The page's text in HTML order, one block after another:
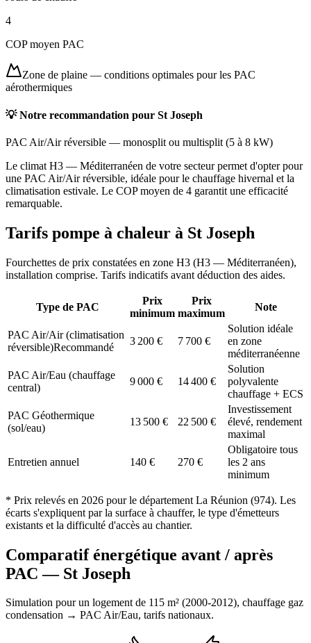
4
COP moyen PAC
Zone de plaine — conditions optimales pour les PAC
aérothermiques
💡 Notre recommandation pour St Joseph
PAC Air/Air réversible — monosplit ou multisplit (5 à 8 kW)
Le climat H3 — Méditerranéen de votre secteur permet d'opter pour
une PAC Air/Air réversible, idéale pour le chauffage hivernal et la
climatisation estivale. Le COP moyen de 4 garantit une efficacité
remarquable.
Tarifs pompe à chaleur à St Joseph
Fourchettes de prix constatées en zone H3 (H3 — Méditerranéen),
installation comprise. Tarifs indicatifs avant déduction des aides.
Type de PAC
Prix
minimum
Prix
maximum
Note
PAC Air/Air (climatisation
réversible)Recommandé
3 200 € 7 700 €
Solution idéale
en zone
méditerranéenne
PAC Air/Eau (chauffage
central)
9 000 € 14 400 €
Solution
polyvalente
chauffage + ECS
PAC Géothermique
(sol/eau)
13 500 € 22 500 €
Investissement
élevé, rendement
maximal
Entretien annuel 140 € 270 €
Obligatoire tous
les 2 ans
minimum
* Prix relevés en 2026 pour le département La Réunion (974). Les
écarts s'expliquent par la surface à chauffer, le type d'émetteurs
existants et la difficulté d'accès au chantier.
Comparatif énergétique avant / après
PAC — St Joseph
Simulation pour un logement de 115 m² (2000-2012), chauffage gaz
condensation → PAC Air/Eau, tarifs nationaux.